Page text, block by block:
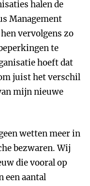
halen de
Management
vervolgens zo
te
hoeft dat
juist het verschil
mijn nieuwe
wetten meer in
bezwaren. Wij
die vooral op
aantal